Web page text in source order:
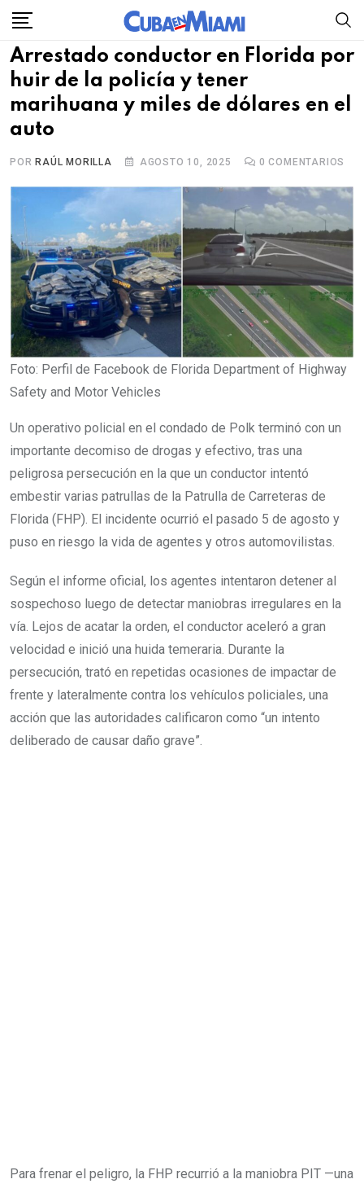
Skip
content
Arrestado conductor en Florida por
huir de la policía y tener
marihuana y miles de dólares en el
auto
POR RAÚL MORILLA AGOSTO 10, 2025 0 COMENTARIOS
Foto: Perfil de Facebook de Florida Department of Highway
Safety and Motor Vehicles
Un operativo policial en el condado de Polk terminó con un
importante decomiso de drogas y efectivo, tras una
peligrosa persecución en la que un conductor intentó
embestir varias patrullas de la Patrulla de Carreteras de
Florida (FHP). El incidente ocurrió el pasado 5 de agosto y
puso en riesgo la vida de agentes y otros automovilistas.
Según el informe oficial, los agentes intentaron detener al
sospechoso luego de detectar maniobras irregulares en la
vía. Lejos de acatar la orden, el conductor aceleró a gran
velocidad e inició una huida temeraria. Durante la
persecución, trató en repetidas ocasiones de impactar de
frente y lateralmente contra los vehículos policiales, una
acción que las autoridades calificaron como “un intento
deliberado de causar daño grave”.
Para frenar el peligro, la FHP recurrió a la maniobra PIT —una